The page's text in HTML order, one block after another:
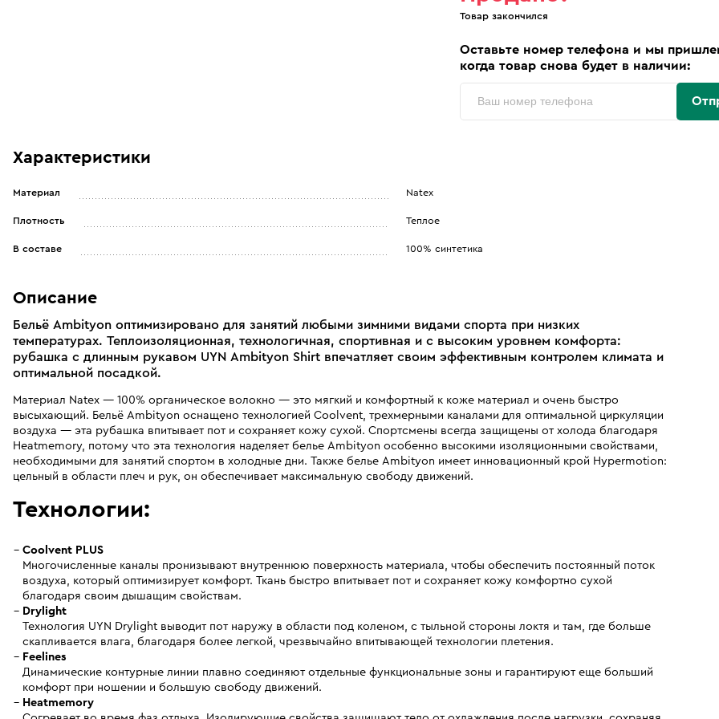
Товар закончился
Оставьте номер телефона и мы
когда товар снова будет в наличии:
Характеристики
Материал Natex
Плотность Теплое
В составе 100% синтетика
Описание
Бельё Ambityon оптимизировано для занятий любыми зимними видами спорта при низких
температурах. Теплоизоляционная, технологичная, спортивная и с высоким уровнем комфорта:
рубашка с длинным рукавом UYN Ambityon Shirt впечатляет своим эффективным контролем климата и
оптимальной посадкой.
Материал Natex — 100% органическое волокно — это мягкий и комфортный к коже материал и очень быстро
высыхающий. Бельё Ambityon оснащено технологией Coolvent, трехмерными каналами для оптимальной циркуляции
воздуха — эта рубашка впитывает пот и сохраняет кожу сухой. Спортсмены всегда защищены от холода благодаря
Heatmemory, потому что эта технология наделяет белье Ambityon особенно высокими изоляционными свойствами,
необходимыми для занятий спортом в холодные дни. Также белье Ambityon имеет инновационный крой Hypermotion:
цельный в области плеч и рук, он обеспечивает максимальную свободу движений.
Технологии:
Coolvent PLUS
Многочисленные каналы пронизывают внутреннюю поверхность материала, чтобы обеспечить постоянный поток
воздуха, который оптимизирует комфорт. Ткань быстро впитывает пот и сохраняет кожу комфортно сухой
благодаря своим дышащим свойствам.
Drylight
Технология UYN Drylight выводит пот наружу в области под коленом, с тыльной стороны локтя и там, где больше
скапливается влага, благодаря более легкой, чрезвычайно впитывающей технологии плетения.
Feelines
Динамические контурные линии плавно соединяют отдельные функциональные зоны и гарантируют еще больший
комфорт при ношении и большую свободу движений.
Heatmemory